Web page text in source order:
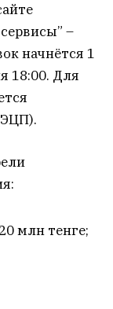
–
начнётся 1
18:00. Для
млн тенге;